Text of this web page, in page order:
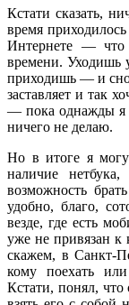
Кстати сказать,
время
Интернете — что
времени. Уходишь
приходишь — и
заставляет и так
— пока однажды я
ничего не делаю.
Но в итоге я могу
наличие
возможность
удобно, благо,
везде, где есть
уже не привязан к
скажем, в Санкт-
кому поехать
Кстати, понял, что